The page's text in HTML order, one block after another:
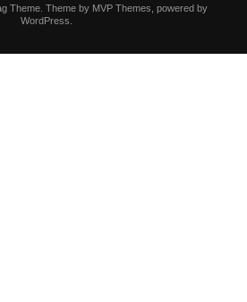
Theme. Theme by MVP Themes, powered by
WordPress.